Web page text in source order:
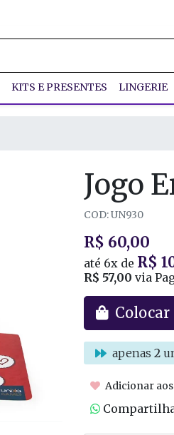
KITS E PRESENTES LINGERIE
Jogo
COD: UN930
R$ 60,00
até 6x de R$
R$ 57,00 via
Colocar
apenas 2
Adicionar